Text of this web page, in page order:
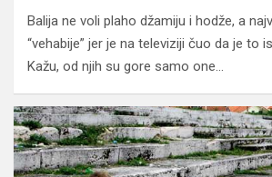
Balija ne voli plaho džamiju i hodže, a
“vehabije” jer je na televiziji čuo da je to
Kažu, od njih su gore samo one…